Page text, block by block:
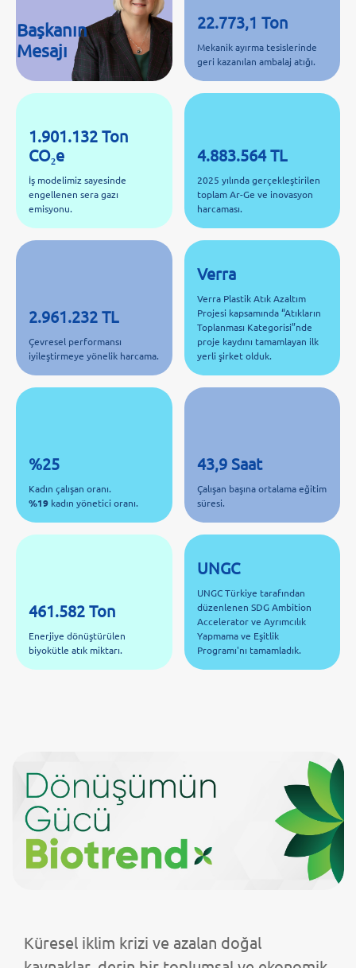
Başkanın
Mesajı
22.773,1 Ton
Mekanik ayırma tesislerinde
geri kazanılan ambalaj atığı.
1.901.132 Ton
CO₂e
İş modelimiz sayesinde
engellenen sera gazı
emisyonu.
4.883.564 TL
2025 yılında gerçekleştirilen
toplam Ar-Ge ve inovasyon
harcaması.
2.961.232 TL
Çevresel performansı
iyileştirmeye yönelik harcama.
Verra
Verra Plastik Atık Azaltım
Projesi kapsamında “Atıkların
Toplanması Kategorisi”nde
proje kaydını tamamlayan ilk
yerli şirket olduk.
%25
Kadın çalışan oranı.
%19 kadın yönetici oranı.
43,9 Saat
Çalışan başına ortalama eğitim
süresi.
461.582 Ton
Enerjiye dönüştürülen
biyokütle atık miktarı.
UNGC
UNGC Türkiye tarafından
düzenlenen SDG Ambition
Accelerator ve Ayrımcılık
Yapmama ve Eşitlik
Programı'nı tamamladık.
Küresel iklim krizi ve azalan doğal